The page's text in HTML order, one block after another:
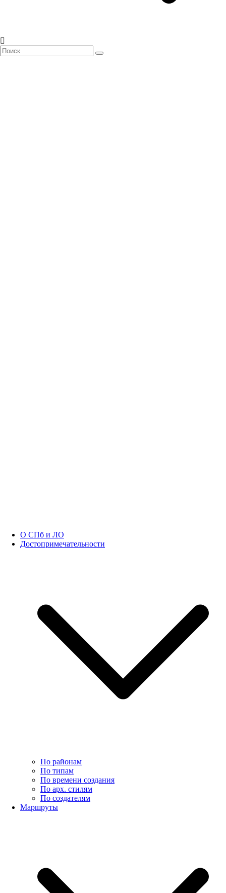
О СПб и ЛО
Достопримечательности
По районам
По типам
По времени создания
По арх. стилям
По создателям
Маршруты